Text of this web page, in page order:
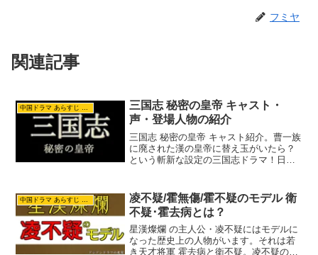
フミヤ
関連記事
三国志 秘密の皇帝 キャスト・
声・登場人物の紹介
三国志 秘密の皇帝 キャスト紹介。曹一族
に廃された漢の皇帝に替え玉がいたら？
という斬新な設定の三国志ドラマ！日本
い！劉平、劉協、司馬懿など主要キャラ
のキャストや役どころを紹介！
中国ドラマ あらすじ ネタバレ
凌不疑/霍無傷/霍不疑のモデル 衛
不疑･霍去病とは？
星漢燦爛 の主人公・凌不疑にはモデルに
なった歴史上の人物がいます。それは若
き天才将軍 霍去病と衛不疑。凌不疑のモ